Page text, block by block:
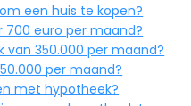
een huis te kopen?
700 euro per maand?
350.000 per maand?
per maand?
met hypotheek?